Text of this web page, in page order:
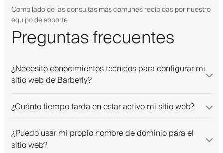
Compilado de las consultas más comunes recibidas por nuestro
equipo de soporte
Preguntas frecuentes
¿Necesito conocimientos técnicos para configurar mi
sitio web de Barberly?
¿Cuánto tiempo tarda en estar activo mi sitio web?
¿Puedo usar mi propio nombre de dominio para el
sitio web?